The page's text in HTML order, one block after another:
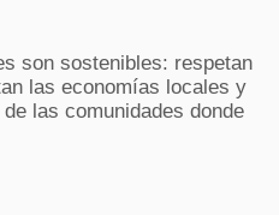
son sostenibles: respetan
las economías locales y
las comunidades donde